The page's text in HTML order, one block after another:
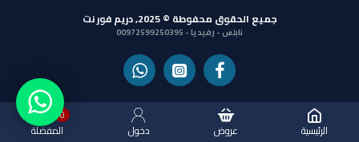
جميع الحقوق محفوطة © 2025, دريم فور نت
نابلس - رفيديا - 00972599250395
الرئيسية عروض دخول المفضلة
0